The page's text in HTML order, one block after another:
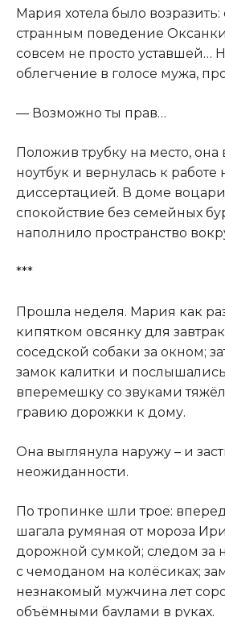
Мария хотела было возразить:
странным поведение Оксанки
совсем не просто уставшей…
облегчение в голосе мужа,
— Возможно ты прав…
Положив трубку на место,
ноутбук и вернулась к работе
диссертацией. В доме
спокойствие без семейных
наполнило пространство
***
Прошла неделя. Мария как
кипятком овсянку для
соседской собаки за окном;
замок калитки и
вперемешку со звуками
гравию дорожки к дому.
Она выглянула наружу – и
неожиданности.
По тропинке шли трое:
шагала румяная от мороза
дорожной сумкой; следом за
с чемоданом на колёсиках;
незнакомый мужчина лет
объёмными баулами в руках.